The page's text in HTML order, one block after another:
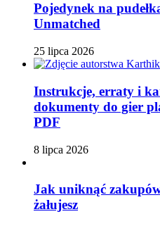
Pojedynek na
Unmatched
25 lipca 2026
Instrukcje, erraty i
dokumenty do gier
PDF
8 lipca 2026
Jak uniknąć
żałujesz